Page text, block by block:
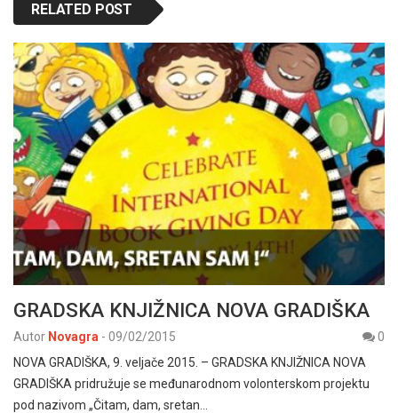
RELATED POST
GRADSKA KNJIŽNICA NOVA GRADIŠKA
Autor Novagra - 09/02/2015
0
NOVA GRADIŠKA, 9. veljače 2015. – GRADSKA KNJIŽNICA NOVA
GRADIŠKA pridružuje se međunarodnom volonterskom projektu
pod nazivom „Čitam, dam, sretan…